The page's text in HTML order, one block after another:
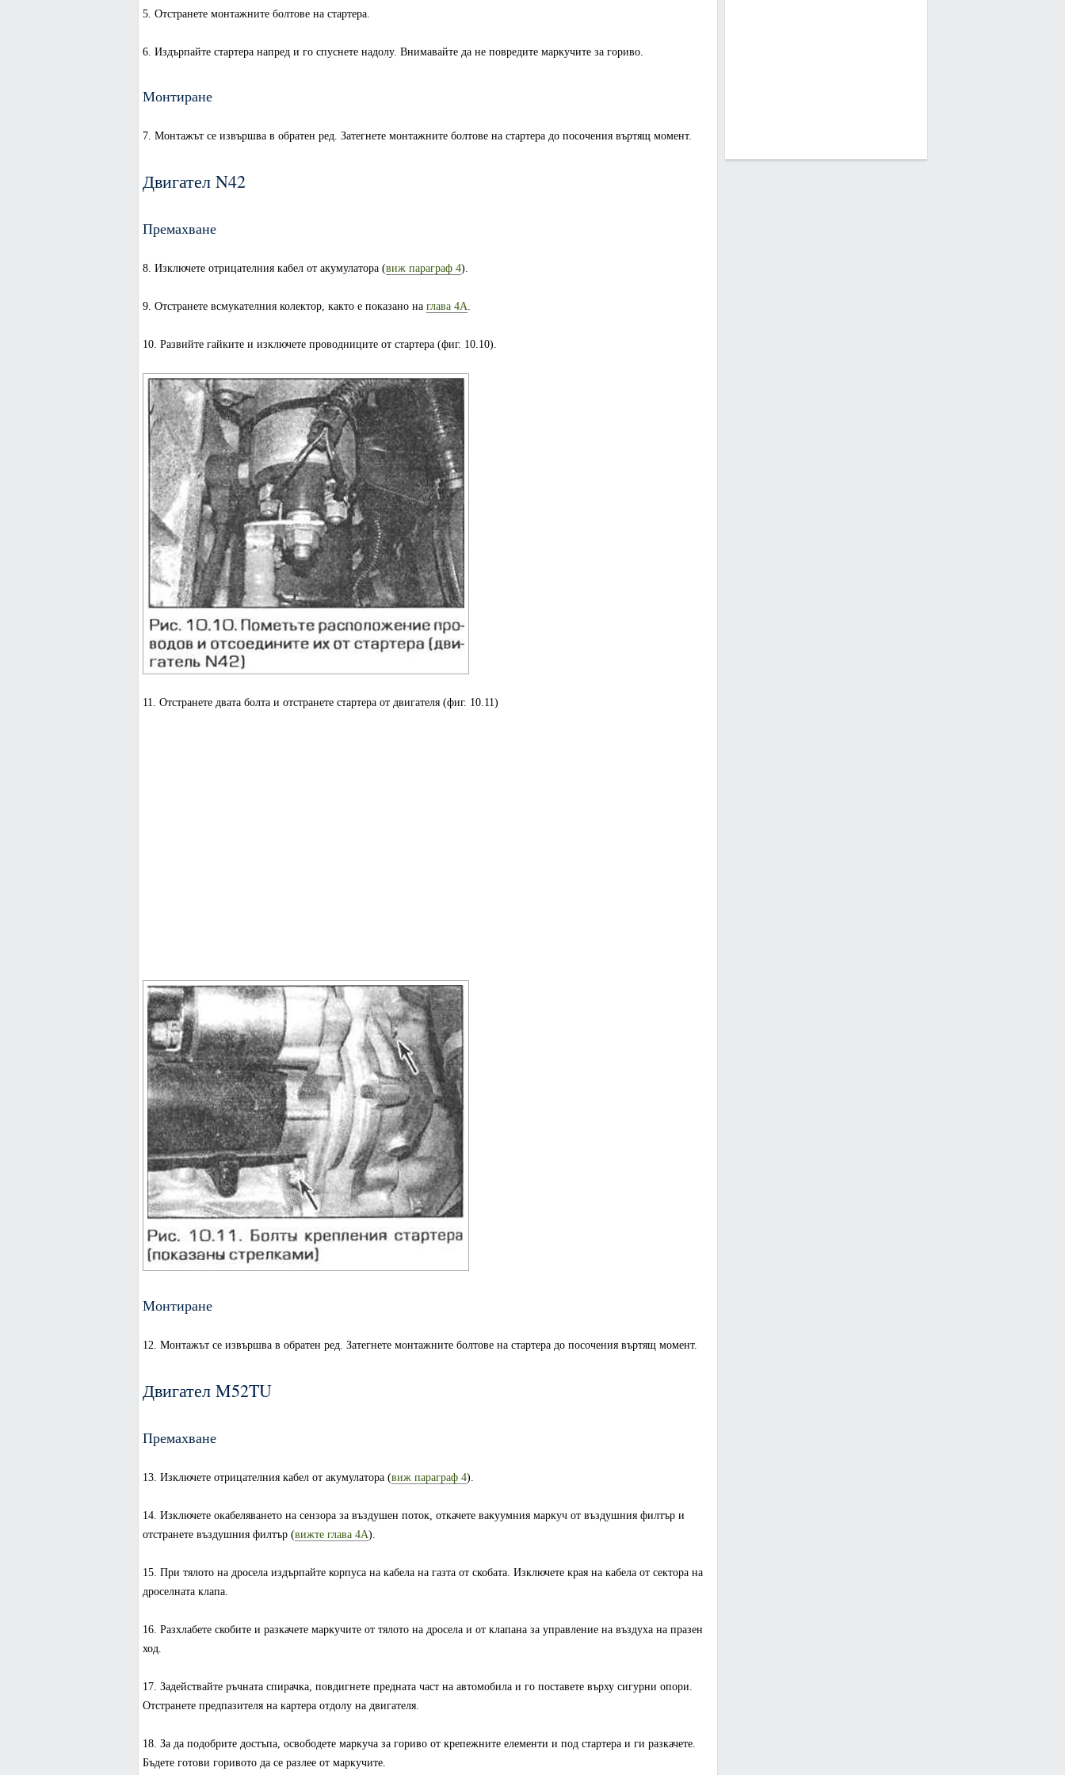
5. Отстранете монтажните болтове на стартера.
6. Издърпайте стартера напред и го спуснете надолу. Внимавайте да не повредите маркучите за гориво.
Монтиране
7. Монтажът се извършва в обратен ред. Затегнете монтажните болтове на стартера до посочения въртящ момент.
Двигател N42
Премахване
8. Изключете отрицателния кабел от акумулатора (виж параграф 4).
9. Отстранете всмукателния колектор, както е показано на глава 4А.
10. Развийте гайките и изключете проводниците от стартера (фиг. 10.10).
11. Отстранете двата болта и отстранете стартера от двигателя (фиг. 10.11)
Монтиране
12. Монтажът се извършва в обратен ред. Затегнете монтажните болтове на стартера до посочения въртящ момент.
Двигател M52TU
Премахване
13. Изключете отрицателния кабел от акумулатора (виж параграф 4).
14. Изключете окабеляването на сензора за въздушен поток, откачете вакуумния маркуч от въздушния филтър и
отстранете въздушния филтър (вижте глава 4A).
15. При тялото на дросела издърпайте корпуса на кабела на газта от скобата. Изключете края на кабела от сектора на
дроселната клапа.
16. Разхлабете скобите и разкачете маркучите от тялото на дросела и от клапана за управление на въздуха на празен
ход.
17. Задействайте ръчната спирачка, повдигнете предната част на автомобила и го поставете върху сигурни опори.
Отстранете предпазителя на картера отдолу на двигателя.
18. За да подобрите достъпа, освободете маркуча за гориво от крепежните елементи и под стартера и ги разкачете.
Бъдете готови горивото да се разлее от маркучите.